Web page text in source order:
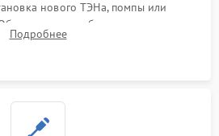
нового ТЭНа, помпы или
глубокая очистка
вентилятора и воздуховодов от
Подробнее